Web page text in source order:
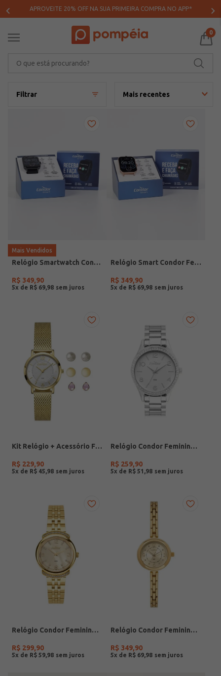
APROVEITE 20% OFF NA SUA PRIMEIRA COMPRA NO APP*
0
Filtrar Mais recentes
Mais Vendidos
Relógio Smartwatch Condor PRETO
R$ 349,90
5x de R$ 69 98
Relógio Smart Condor Feminino ROSE
R$ 349,90
5x de R$ 69 98
Kit Relógio + Acessório Feminino DOURADO
R$ 229,90
5x de R$ 45 98
Relógio Condor Feminino PRATA
R$ 259,90
5x de R$ 51 98
Relógio Condor Feminino DOURADO
R$ 299,90
5x de R$ 59 98
Relógio Condor Feminino DOURADO
R$ 349,90
5x de R$ 69 98